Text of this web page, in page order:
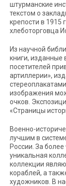
штурманские
текстом о
крепости в 1915
хлеботорговца
Из научной
книги, изданные
посетителей
артиллерии»,
изображения
очков.
«Страницы
Военно-
лучшим в
России. За
уникальная
коллекции
кораблей, а
художников. В